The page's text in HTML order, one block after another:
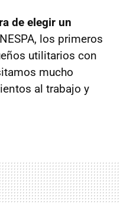
de elegir un
los primeros
utilitarios con
mucho
al trabajo y